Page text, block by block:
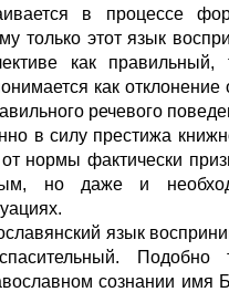
в процессе
только этот язык
как правильный,
как отклонение
речевого
в силу престижа
нормы фактически
но даже и
язык
Подобно
сознании имя